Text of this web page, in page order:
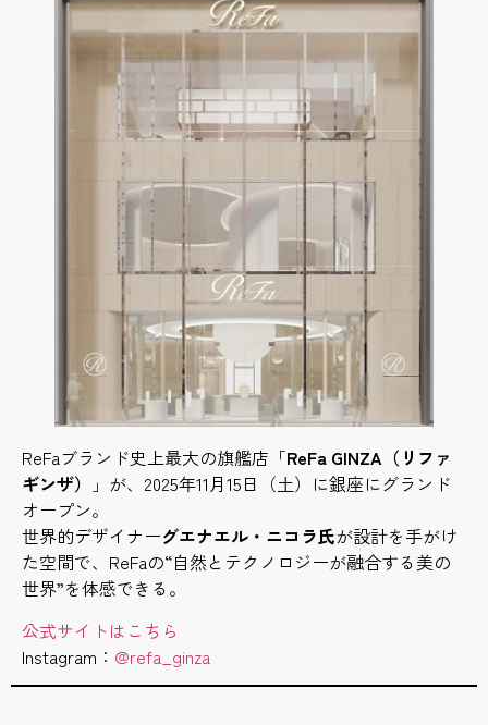
ReFaブランド史上最大の旗艦店「ReFa GINZA（リファ
ギンザ）
」が、2025年11月15日（土）に銀座にグランド
オープン。
世界的デザイナーグエナエル・ニコラ氏が設計を手がけ
た空間で、ReFaの“自然とテクノロジーが融合する美の
世界”を体感できる。
公式サイトはこちら
Instagram： @refa_ginza